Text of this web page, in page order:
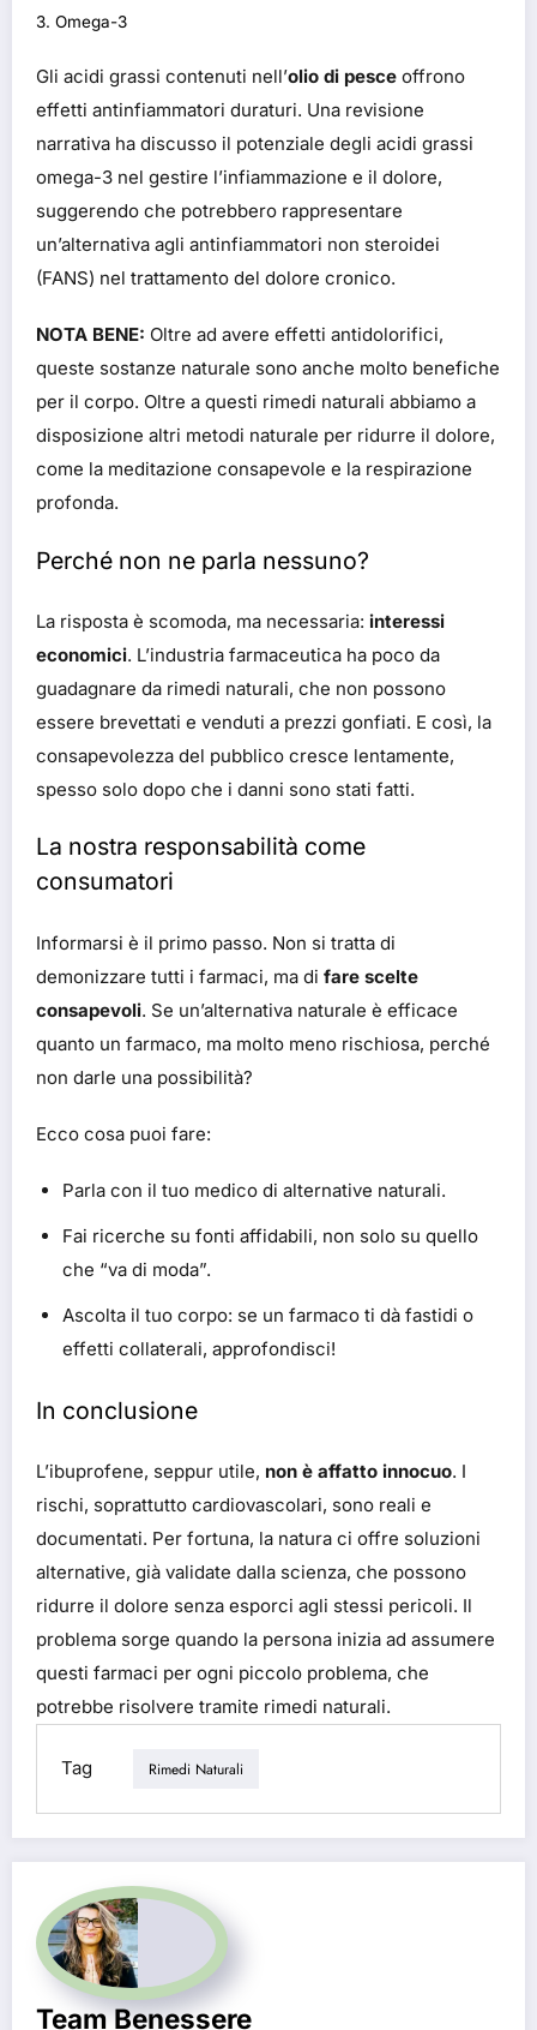
3. Omega-3
Gli acidi grassi contenuti nell’olio di pesce offrono
effetti antinfiammatori duraturi. Una revisione
narrativa ha discusso il potenziale degli acidi grassi
omega-3 nel gestire l’infiammazione e il dolore,
suggerendo che potrebbero rappresentare
un’alternativa agli antinfiammatori non steroidei
(FANS) nel trattamento del dolore cronico.
NOTA BENE: Oltre ad avere effetti antidolorifici,
queste sostanze naturale sono anche molto benefiche
per il corpo. Oltre a questi rimedi naturali abbiamo a
disposizione altri metodi naturale per ridurre il dolore,
come la meditazione consapevole e la respirazione
profonda.
Perché non ne parla nessuno?
La risposta è scomoda, ma necessaria: interessi
economici. L’industria farmaceutica ha poco da
guadagnare da rimedi naturali, che non possono
essere brevettati e venduti a prezzi gonfiati. E così, la
consapevolezza del pubblico cresce lentamente,
spesso solo dopo che i danni sono stati fatti.
La nostra responsabilità come
consumatori
Informarsi è il primo passo. Non si tratta di
demonizzare tutti i farmaci, ma di fare scelte
consapevoli. Se un’alternativa naturale è efficace
quanto un farmaco, ma molto meno rischiosa, perché
non darle una possibilità?
Ecco cosa puoi fare:
Parla con il tuo medico di alternative naturali.
Fai ricerche su fonti affidabili, non solo su quello
che “va di moda”.
Ascolta il tuo corpo: se un farmaco ti dà fastidi o
effetti collaterali, approfondisci!
In conclusione
L’ibuprofene, seppur utile, non è affatto innocuo. I
rischi, soprattutto cardiovascolari, sono reali e
documentati. Per fortuna, la natura ci offre soluzioni
alternative, già validate dalla scienza, che possono
ridurre il dolore senza esporci agli stessi pericoli. Il
problema sorge quando la persona inizia ad assumere
questi farmaci per ogni piccolo problema, che
potrebbe risolvere tramite rimedi naturali.
Tag Rimedi Naturali
Team Benessere